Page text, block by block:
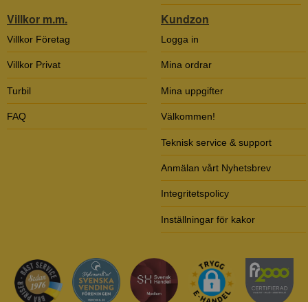
Villkor m.m.
Villkor Företag
Villkor Privat
Turbil
FAQ
Kundzon
Logga in
Mina ordrar
Mina uppgifter
Välkommen!
Teknisk service & support
Anmälan vårt Nyhetsbrev
Integritetspolicy
Inställningar för kakor